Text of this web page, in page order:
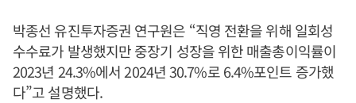
박종선 유진투자증권 연구원은 “직영 전환을 위해 일회성
수수료가 발생했지만 중장기 성장을 위한 매출총이익률이
2023년 24.3%에서 2024년 30.7%로 6.4%포인트 증가했
다”고 설명했다.